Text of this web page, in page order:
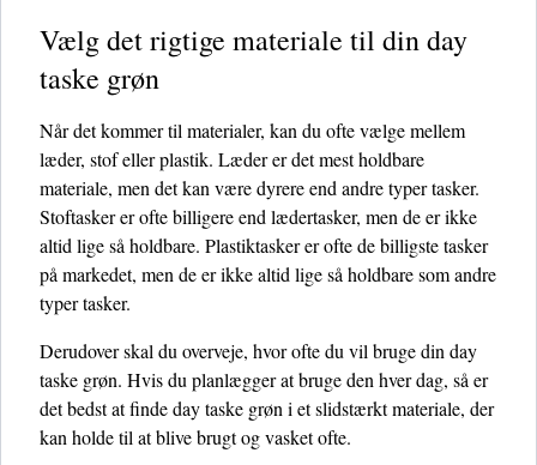
Vælg det rigtige materiale til din day
taske grøn
Når det kommer til materialer, kan du ofte vælge mellem
læder, stof eller plastik. Læder er det mest holdbare
materiale, men det kan være dyrere end andre typer tasker.
Stoftasker er ofte billigere end lædertasker, men de er ikke
altid lige så holdbare. Plastiktasker er ofte de billigste tasker
på markedet, men de er ikke altid lige så holdbare som andre
typer tasker.
Derudover skal du overveje, hvor ofte du vil bruge din day
taske grøn. Hvis du planlægger at bruge den hver dag, så er
det bedst at finde day taske grøn i et slidstærkt materiale, der
kan holde til at blive brugt og vasket ofte.